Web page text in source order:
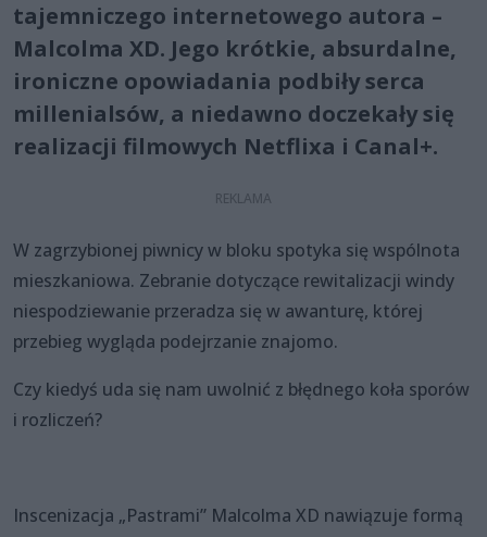
tajemniczego internetowego autora –
Malcolma XD. Jego krótkie, absurdalne,
ironiczne opowiadania podbiły serca
millenialsów, a niedawno doczekały się
realizacji filmowych Netflixa i Canal+.
W zagrzybionej piwnicy w bloku spotyka się wspólnota
mieszkaniowa. Zebranie dotyczące rewitalizacji windy
niespodziewanie przeradza się w awanturę, której
przebieg wygląda podejrzanie znajomo.
Czy kiedyś uda się nam uwolnić z błędnego koła sporów
i rozliczeń?
Inscenizacja „Pastrami” Malcolma XD nawiązuje formą